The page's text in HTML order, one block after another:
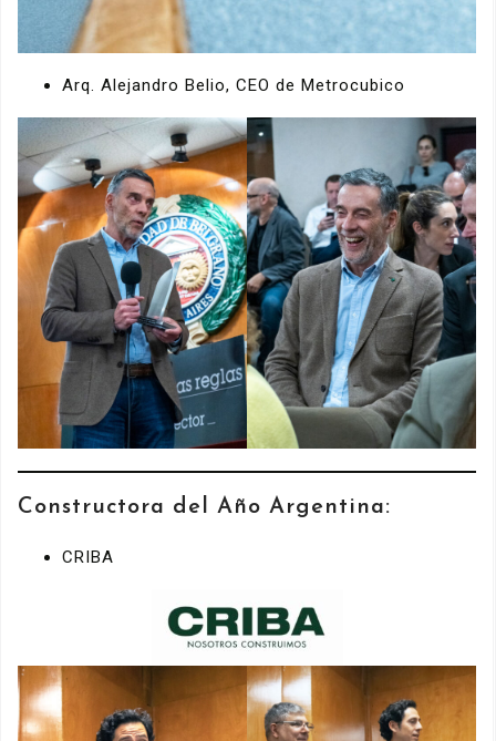
Arq. Alejandro Belio, CEO de Metrocubico
Constructora del Año Argentina:
CRIBA